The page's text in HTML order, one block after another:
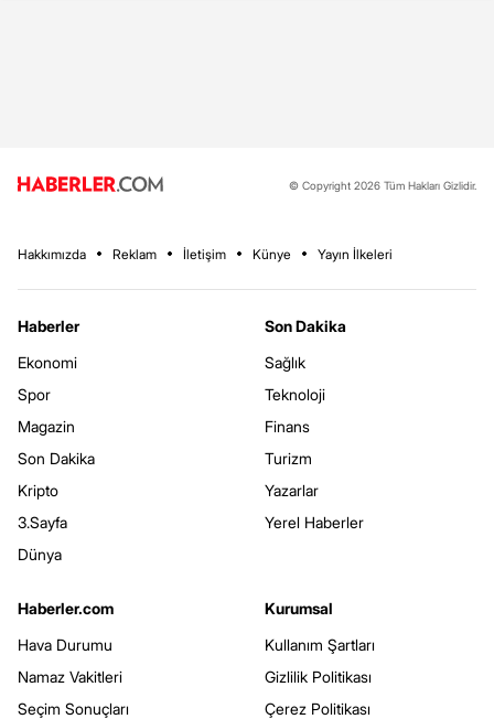
© Copyright 2026 Tüm Hakları Gizlidir.
Hakkımızda Reklam İletişim Künye Yayın İlkeleri
Haberler
Ekonomi
Spor
Magazin
Son Dakika
Kripto
3.Sayfa
Dünya
Son Dakika
Sağlık
Teknoloji
Finans
Turizm
Yazarlar
Yerel Haberler
Haberler.com
Hava Durumu
Namaz Vakitleri
Seçim Sonuçları
Kurumsal
Kullanım Şartları
Gizlilik Politikası
Çerez Politikası